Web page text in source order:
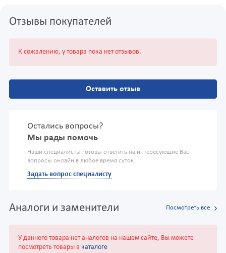
Отзывы покупателей
К сожалению, у товара пока нет отзывов.
Оставить отзыв
Остались вопросы?
Мы рады помочь
Наши специалисты готовы ответить на интересующие Вас
вопросы онлайн в любое время суток.
Задать вопрос специалисту
Аналоги и заменители Посмотреть все
У данного товара нет аналогов на нашем сайте, Вы можете
посмотреть товары в каталоге